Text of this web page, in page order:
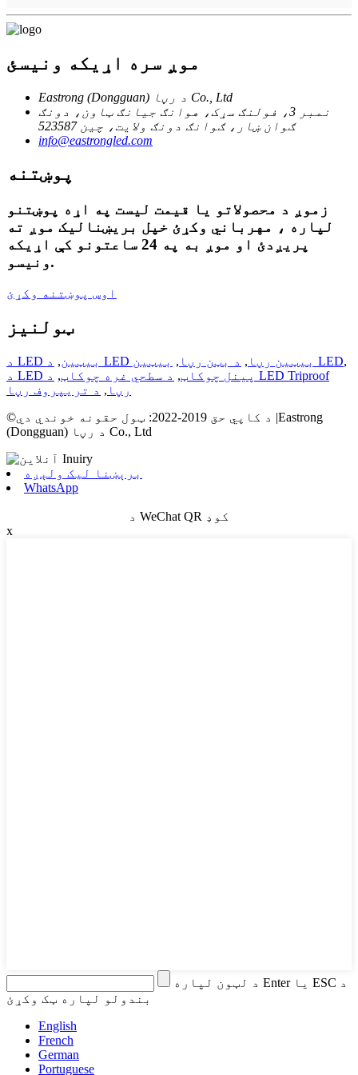
موږ سره اړیکه ونیسئ
Eastrong (Dongguan) د رڼا Co., Ltd
نمبر 3، فولنګ سړک، هوانګ جیانګ ټاون، دونګ
ګوان ښار، ګوانګ دونګ ولایت، چین 523587
info@eastrongled.com
پوښتنه
زموږ د محصولاتو یا قیمت لیست په اړه پوښتنو
لپاره ، مهرباني وکړئ خپل بریښنالیک موږ ته
پریږدئ او موږ به په 24 ساعتونو کې اړیکه
ونیسو.
اوس پوښتنه وکړئ
ټولنیز
د LED بیټین, د LED بیټین رڼا , د بټن رڼا , بیټین LED,
د LED پینل چوکاټ, د سطحي غره چوکاټ, د LED Triproof
رڼا , د تریپروف رڼا
©د کاپي حق 2019-2022: ټول حقونه خوندي دي |Eastrong
(Dongguan) د رڼا Co., Ltd
برېښنا لیک ولېږه
WhatsApp
د WeChat QR کوډ
x
د لټون لپاره Enter یا ESC د
بندولو لپاره ټک وکړئ
English
French
German
Portuguese